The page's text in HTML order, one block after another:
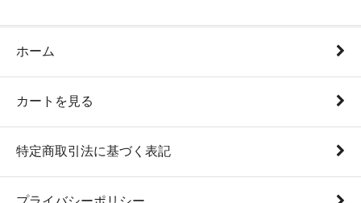
ホーム
カートを見る
特定商取引法に基づく表記